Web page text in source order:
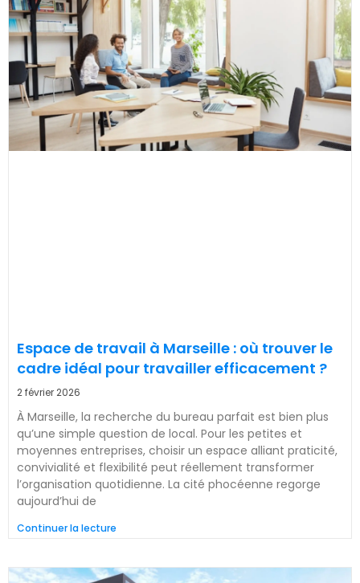
Espace de travail à Marseille : où trouver le
cadre idéal pour travailler efficacement ?
2 février 2026
À Marseille, la recherche du bureau parfait est bien plus
qu’une simple question de local. Pour les petites et
moyennes entreprises, choisir un espace alliant praticité,
convivialité et flexibilité peut réellement transformer
l’organisation quotidienne. La cité phocéenne regorge
aujourd’hui de
Continuer la lecture